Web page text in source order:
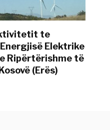
te
Elektrike
Ripërtërishme të
(Erës)